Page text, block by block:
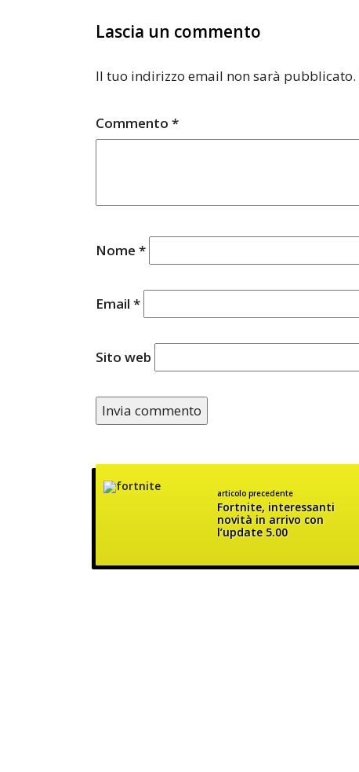
Lascia un commento
Il tuo indirizzo email non sarà pubblicato.
Commento *
Nome *
Email *
Sito web
articolo precedente
Fortnite, interessanti
novità in arrivo con
l’update 5.00